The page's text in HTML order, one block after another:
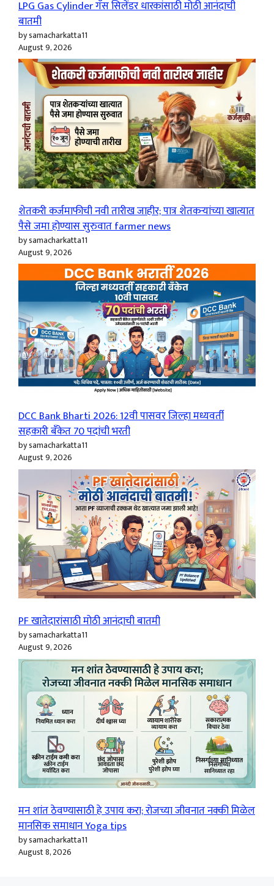
LPG Gas Cylinder गॅस सिलेंडर धारकांसाठी मोठी आनंदाची
बातमी
by samacharkatta11
August 9, 2026
शेतकरी कर्जमाफीची नवी तारीख जाहीर; पात्र शेतकऱ्यांच्या खात्यात
पैसे जमा होण्यास सुरुवात farmer news
by samacharkatta11
August 9, 2026
DCC Bank Bharti 2026: 12वी पासवर जिल्हा मध्यवर्ती
सहकारी बँकेत 70 पदांची भरती
by samacharkatta11
August 9, 2026
PF खातेदारांसाठी मोठी आनंदाची बातमी
by samacharkatta11
August 9, 2026
मन शांत ठेवण्यासाठी हे उपाय करा; रोजच्या जीवनात नक्की मिळेल
मानसिक समाधान Yoga tips
by samacharkatta11
August 8, 2026